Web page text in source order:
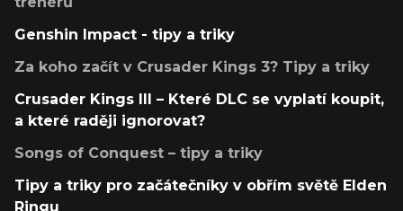
Genshin Impact - tipy a triky
Za koho začít v Crusader Kings 3? Tipy a triky
Crusader Kings III – Které DLC se vyplatí koupit,
a které raději ignorovat?
Songs of Conquest – tipy a triky
Tipy a triky pro začátečníky v obřím světě Elden
Ringu